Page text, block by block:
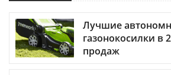
Лучшие
газонокосилки в
продаж